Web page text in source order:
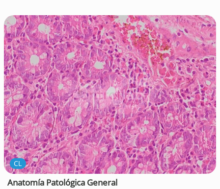
CL
Anatomía Patológica General